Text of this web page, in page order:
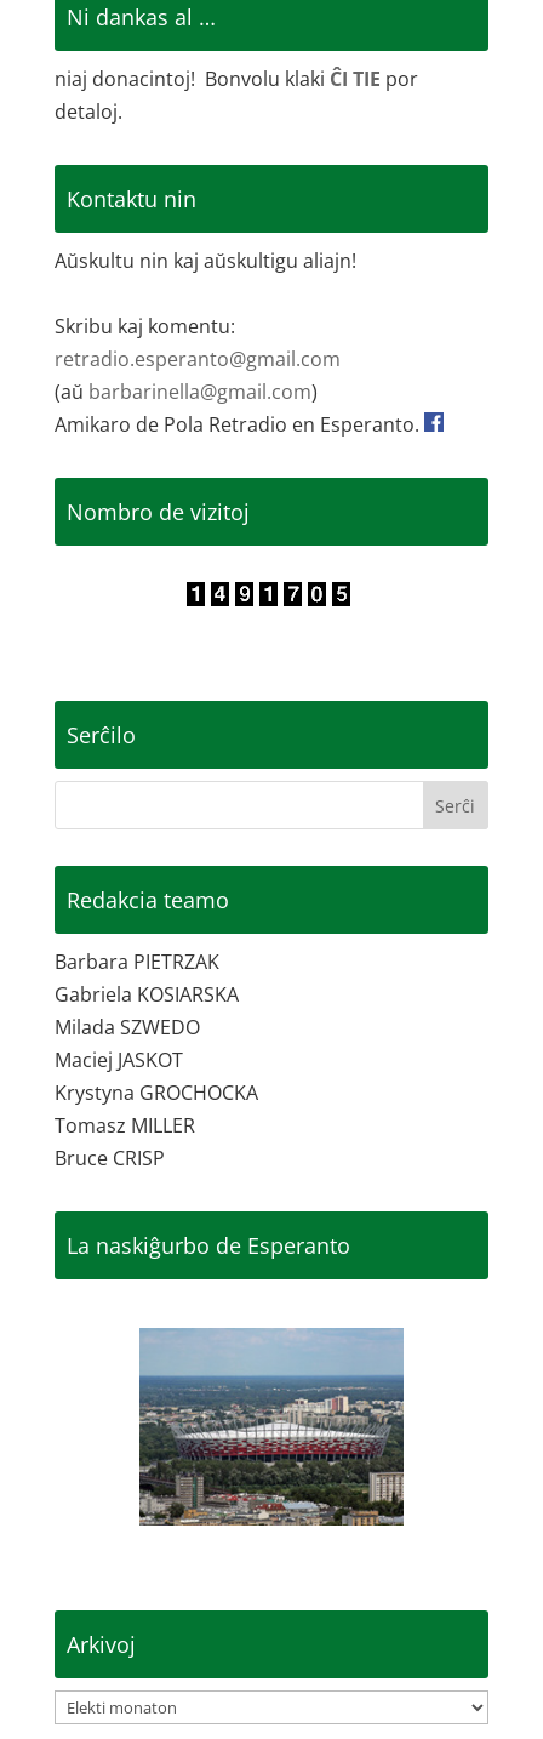
Ni dankas al …
niaj donacintoj! Bonvolu klaki ĈI TIE por
detaloj.
Kontaktu nin
Aŭskultu nin kaj aŭskultigu aliajn!
Skribu kaj komentu:
retradio.esperanto@gmail.com
(aŭ barbarinella@gmail.com)
Amikaro de Pola Retradio en Esperanto.
Nombro de vizitoj
Serĉilo
Redakcia teamo
Barbara PIETRZAK
Gabriela KOSIARSKA
Milada SZWEDO
Maciej JASKOT
Krystyna GROCHOCKA
Tomasz MILLER
Bruce CRISP
La naskiĝurbo de Esperanto
Arkivoj
Arkivoj